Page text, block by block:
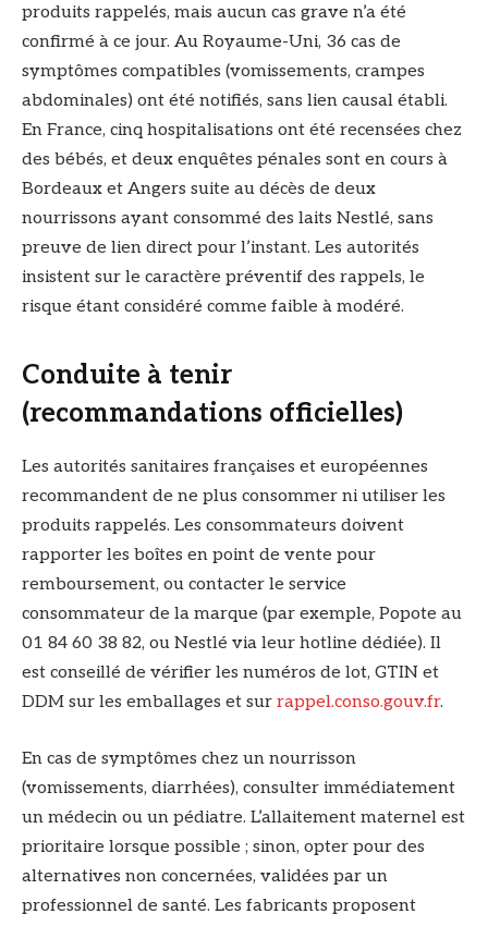
produits rappelés, mais aucun cas grave n’a été
confirmé à ce jour. Au Royaume-Uni, 36 cas de
symptômes compatibles (vomissements, crampes
abdominales) ont été notifiés, sans lien causal établi.
En France, cinq hospitalisations ont été recensées chez
des bébés, et deux enquêtes pénales sont en cours à
Bordeaux et Angers suite au décès de deux
nourrissons ayant consommé des laits Nestlé, sans
preuve de lien direct pour l’instant. Les autorités
insistent sur le caractère préventif des rappels, le
risque étant considéré comme faible à modéré.
Conduite à tenir
(recommandations officielles)
Les autorités sanitaires françaises et européennes
recommandent de ne plus consommer ni utiliser les
produits rappelés. Les consommateurs doivent
rapporter les boîtes en point de vente pour
remboursement, ou contacter le service
consommateur de la marque (par exemple, Popote au
01 84 60 38 82, ou Nestlé via leur hotline dédiée). Il
est conseillé de vérifier les numéros de lot, GTIN et
DDM sur les emballages et sur rappel.conso.gouv.fr.
En cas de symptômes chez un nourrisson
(vomissements, diarrhées), consulter immédiatement
un médecin ou un pédiatre. L’allaitement maternel est
prioritaire lorsque possible ; sinon, opter pour des
alternatives non concernées, validées par un
professionnel de santé. Les fabricants proposent